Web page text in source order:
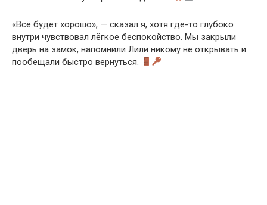
«Всё будет хорошо», — сказал я, хотя где-то глубоко
внутри чувствовал лёгкое беспокойство. Мы закрыли
дверь на замок, напомнили Лили никому не открывать и
пообещали быстро вернуться.